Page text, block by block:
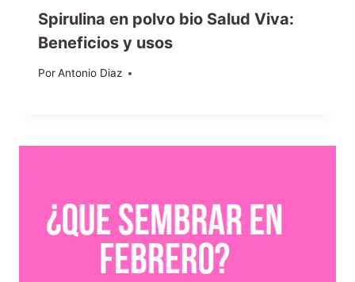
Spirulina en polvo bio Salud Viva:
Beneficios y usos
PorAntonio Diaz
15/05/2024